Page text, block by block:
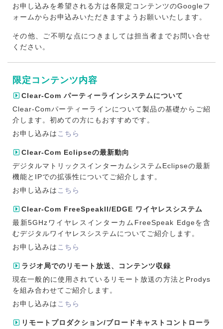
お申し込みを希望される方は各限定コンテンツのGoogleフ
ォームからお申込みいただきますようお願いいたします。
その他、ご不明な点につきましては担当者までお問い合せ
ください。
限定コンテンツ内容
Clear-Com パーティーラインシステムについて
Clear-Comパーティーラインについて製品の基礎からご紹
介します。初めての方にもおすすめです。
お申し込みは こちら
Clear-Com Eclipseの最新動向
デジタルマトリックスインターカムシステムEclipseの最新
機能とIPでの拡張性についてご紹介します。
お申し込みは こちら
Clear-Com FreeSpeakII/EDGE ワイヤレスシステム
最新5GHzワイヤレスインターカムFreeSpeak Edgeを含
むデジタルワイヤレスシステムについてご紹介します。
お申し込みは こちら
ラジオ局でのリモート放送、コンテンツ収録
現在一般的に使用されているリモート放送の方法とProdys
を組み合わせてご紹介します。
お申し込みは こちら
リモートプロダクション/ブロードキャストコントローラ